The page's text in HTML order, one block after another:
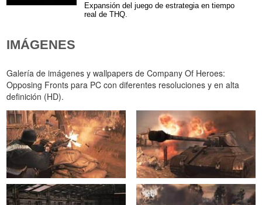
Expansión del juego de estrategia en tiempo
real de THQ.
IMÁGENES
Galería de imágenes y wallpapers de Company Of Heroes:
Opposing Fronts para PC con diferentes resoluciones y en alta
definición (HD).